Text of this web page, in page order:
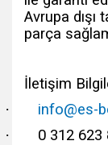
Avrupa dışı
parça
İletişim
· info@es-
· 0 312 623